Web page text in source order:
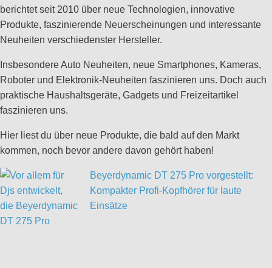
berichtet seit 2010 über neue Technologien, innovative
Produkte, faszinierende Neuerscheinungen und interessante
Neuheiten verschiedenster Hersteller.
Insbesondere Auto Neuheiten, neue Smartphones, Kameras,
Roboter und Elektronik-Neuheiten faszinieren uns. Doch auch
praktische Haushaltsgeräte, Gadgets und Freizeitartikel
faszinieren uns.
Hier liest du über neue Produkte, die bald auf den Markt
kommen, noch bevor andere davon gehört haben!
Beyerdynamic DT 275 Pro vorgestellt:
Kompakter Profi-Kopfhörer für laute
Einsätze